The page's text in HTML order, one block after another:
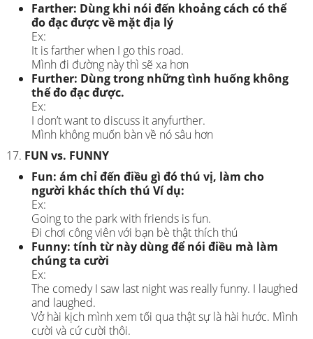
Farther: Dùng khi nói đến khoảng cách có thể
đo đạc được về mặt địa lý
Ex:
It is farther when I go this road.
Mình đi đường này thì sẽ xa hơn
Further: Dùng trong những tình huống không
thể đo đạc được.
Ex:
I don’t want to discuss it anyfurther.
Mình không muốn bàn về nó sâu hơn
FUN vs. FUNNY
Fun: ám chỉ đến điều gì đó thú vị, làm cho
người khác thích thú Ví dụ:
Ex:
Going to the park with friends is fun.
Đi chơi công viên với bạn bè thật thích thú
Funny: tính từ này dùng để nói điều mà làm
chúng ta cười
Ex:
The comedy I saw last night was really funny. I laughed
and laughed.
Vở hài kịch mình xem tối qua thật sự là hài hước. Mình
cười và cứ cười thôi.